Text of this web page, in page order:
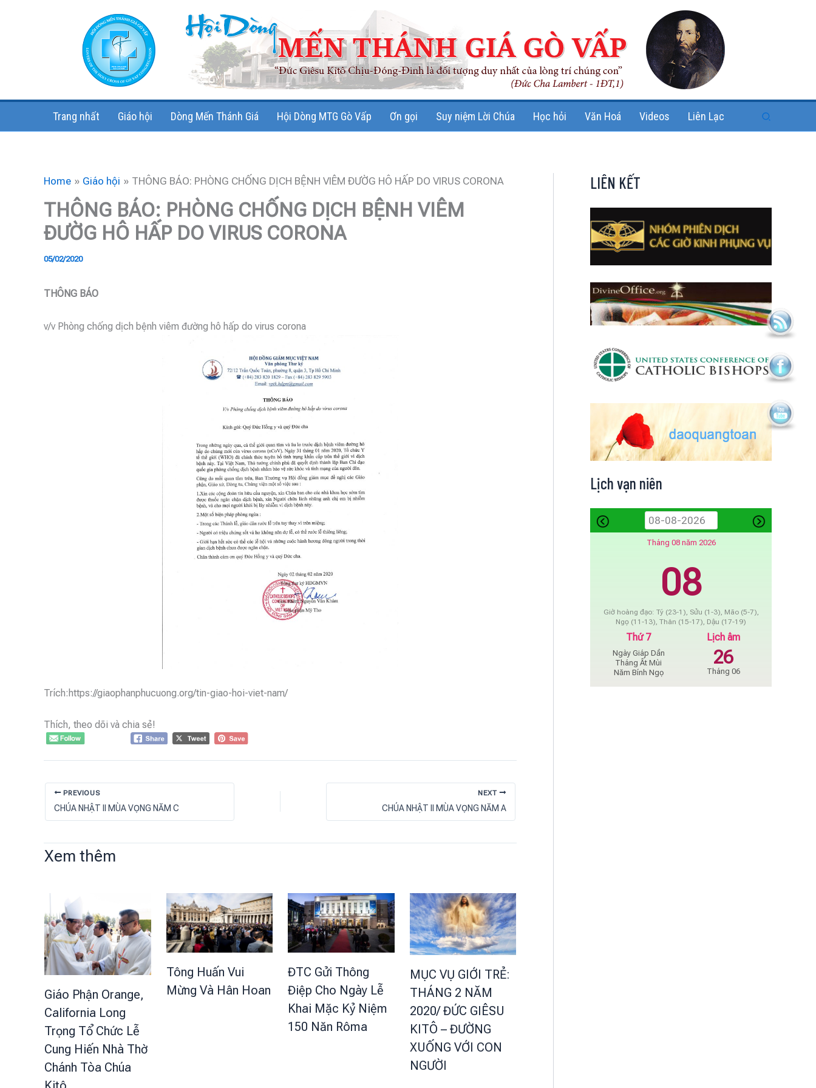
Trang nhất Giáo hội Dòng Mến Thánh Giá Hội Dòng MTG Gò Vấp Ơn gọi Suy niệm Lời Chúa Học hỏi Văn Hoá Videos Liên Lạc Search
Home Giáo hội THÔNG BÁO: PHÒNG CHỐNG DỊCH BỆNH VIÊM ĐƯỜG HÔ HẤP DO VIRUS CORONA
THÔNG BÁO: PHÒNG CHỐNG DỊCH BỆNH VIÊM
ĐƯỜG HÔ HẤP DO VIRUS CORONA
05/02/2020
THÔNG BÁO
v/v Phòng chống dịch bệnh viêm đường hô hấp do virus corona
Trích:https://giaophanphucuong.org/tin-giao-hoi-viet-nam/
Thích, theo dõi và chia sẻ!
PREVIOUS
CHÚA NHẬT II MÙA VỌNG NĂM C
NEXT
CHÚA NHẬT II MÙA VỌNG NĂM A
Xem thêm
Giáo Phận Orange,
California Long
Trọng Tổ Chức Lễ
Cung Hiến Nhà Thờ
Chánh Tòa Chúa
Tông Huấn Vui
Mừng Và Hân Hoan
ĐTC Gửi Thông
Điệp Cho Ngày Lễ
Khai Mặc Kỷ Niệm
150 Năn Rôma
MỤC VỤ GIỚI TRẺ:
THÁNG 2 NĂM
2020/ ĐỨC GIÊSU
KITÔ – ĐƯỜNG
XUỐNG VỚI CON
NGƯỜI
LIÊN KẾT
Lịch vạn niên
Tháng 08 năm 2026
08
Giờ hoàng đạo: Tý (23-1), Sửu (1-3), Mão (5-7),
Ngọ (11-13), Thân (15-17), Dậu (17-19)
Thứ 7
Ngày Giáp Dần
Tháng Ất Mùi
Năm Bính Ngọ
Lịch âm
26
Tháng 06